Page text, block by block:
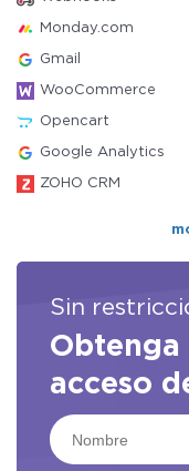
Monday.com
Gmail
WooCommerce
Opencart
Google Analytics
ZOHO CRM
Sin
Obtenga
acceso